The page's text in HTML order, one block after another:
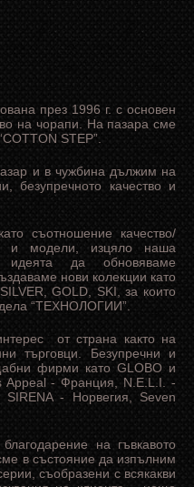
през 1996 г. с основен
на чорапи. На пазара сме
STEP”.
и в чужбина дължим на
безупречното качество и
съотношение качество/
и модели, изцяло наша
идеята да обновяваме
нови колекции като
GOLD, SKI, за които
“ТЕХНОЛОГИИ”.
от страна както на
търговци. Безупречни и
фирми като GLOBO и
Appeal - Франция, N.E.L.I. -
- Норвегия, Seven
на гъвкавото
в състояние да изпълним
съобразени с всякакви